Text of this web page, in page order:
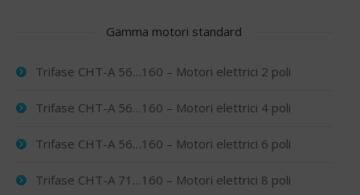
Gamma motori standard
Trifase CHT-A 56…160 – Motori elettrici 2 poli
Trifase CHT-A 56…160 – Motori elettrici 4 poli
Trifase CHT-A 56…160 – Motori elettrici 6 poli
Trifase CHT-A 71…160 – Motori elettrici 8 poli